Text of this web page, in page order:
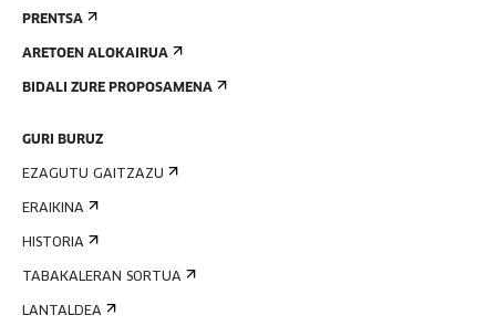
PRENTSA
ARETOEN ALOKAIRUA
BIDALI ZURE PROPOSAMENA
GURI BURUZ
EZAGUTU GAITZAZU
ERAIKINA
HISTORIA
TABAKALERAN SORTUA
LANTALDEA